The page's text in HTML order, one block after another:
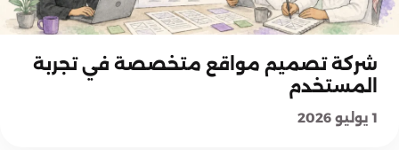
شركة تصميم مواقع متخصصة في تجربة
المستخدم
1 يوليو 2026